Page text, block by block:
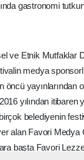
gastronomi
ve Etnik Mutfaklar
medya
öncü yayınlarından
yılından itibaren
belediyenin
alan Favori Medya
başta Favori